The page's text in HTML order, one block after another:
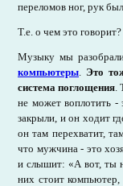
переломов ног, рук
Т.е. о чем это
Музыку мы
компьютеры. Это
система поглощения.
не может воплотить -
закрыли, и он ходит
он там перехватит,
что мужчина - это
и слышит: «А вот, ты
них стоит компьютер,